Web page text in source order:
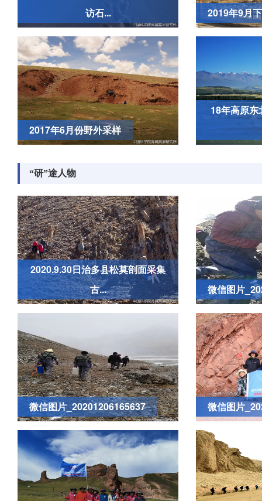
访石...
2019年9月
2017年6月份野外采样
18年高原东
“研”途人物
2020.9.30日治多县松莫剖面采集
古...
微信图片
微信图片_20201206165637 微信图片